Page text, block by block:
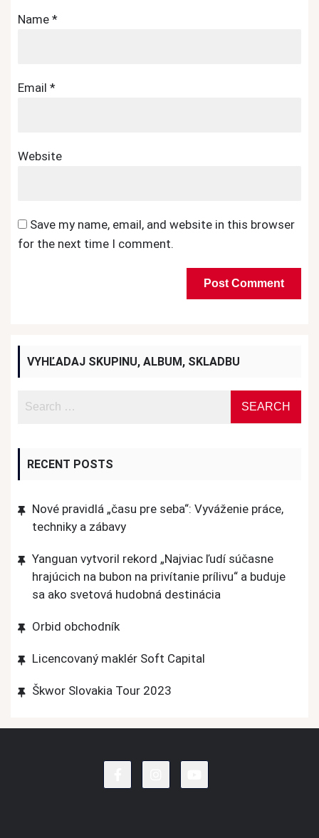
Name *
Email *
Website
Save my name, email, and website in this browser
for the next time I comment.
VYHĽADAJ SKUPINU, ALBUM, SKLADBU
RECENT POSTS
Nové pravidlá „času pre seba“: Vyváženie práce,
techniky a zábavy
Yanguan vytvoril rekord „Najviac ľudí súčasne
hrajúcich na bubon na privítanie prílivu“ a buduje
sa ako svetová hudobná destinácia
Orbid obchodník
Licencovaný maklér Soft Capital
Škwor Slovakia Tour 2023